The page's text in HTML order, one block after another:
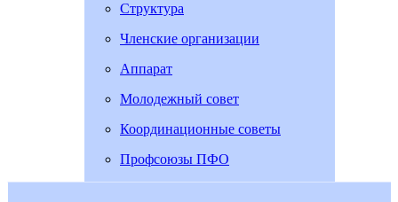
Структура
Членские организации
Аппарат
Молодежный совет
Координационные советы
Профсоюзы ПФО